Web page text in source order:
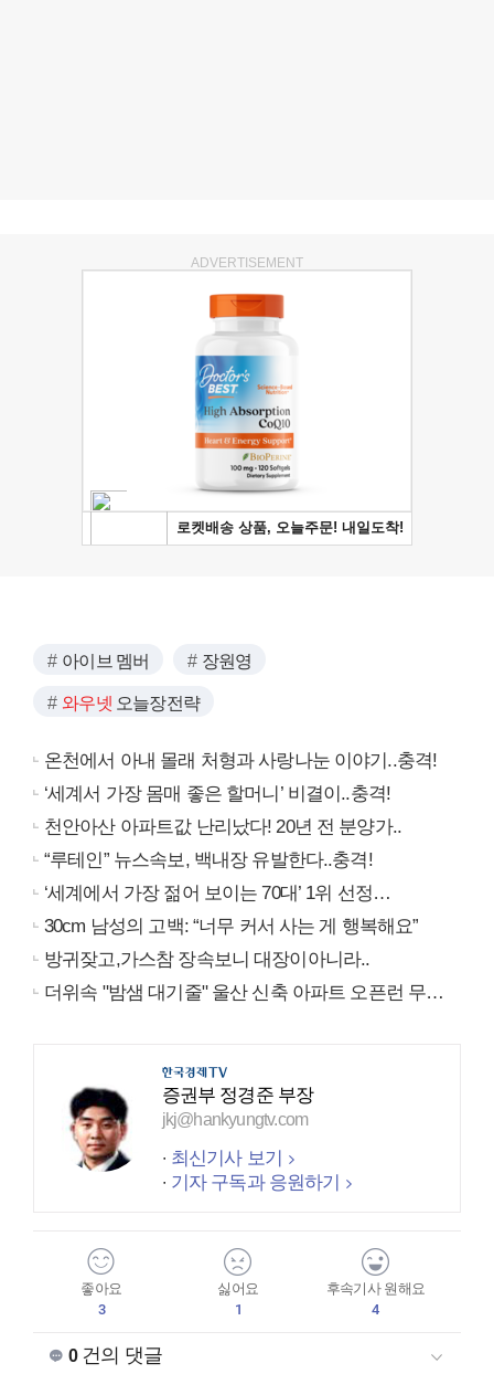
ADVERTISEMENT
아이브 멤버 장원영
와우넷 오늘장전략
온천에서 아내 몰래 처형과 사랑나눈 이야기..충격!
‘세계서 가장 몸매 좋은 할머니’ 비결이..충격!
천안아산 아파트값 난리났다! 20년 전 분양가..
“루테인” 뉴스속보, 백내장 유발한다..충격!
‘세계에서 가장 젊어 보이는 70대’ 1위 선정…
30cm 남성의 고백: “너무 커서 사는 게 행복해요”
방귀잦고,가스참 장속보니 대장이아니라..
더위속 "밤샘 대기줄" 울산 신축 아파트 오픈런 무슨일?
증권부 정경준 부장
jkj@hankyungtv.com
최신기사 보기
기자 구독과 응원하기
좋아요
3
싫어요
1
후속기사 원해요
4
0건의 댓글